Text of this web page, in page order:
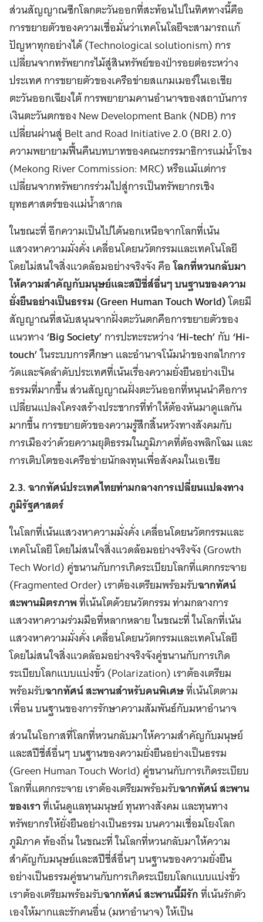
ส่วนสัญญาณซีกโลกตะวันออกที่สะท้อนไปในทิศทางนี้คือ
การขยายตัวของความเชื่อมั่นว่าเทคโนโลยีจะสามารถแก้
ปัญหาทุกอย่างได้ (Technological solutionism) การ
เปลี่ยนจากทรัพยากรไม้สู่สินทรัพย์ของป่ารอยต่อระหว่าง
ประเทศ การขยายตัวของเครือข่ายสแกมเมอร์ในเอเชีย
ตะวันออกเฉียงใต้ การพยายามคานอำนาจของสถาบันการ
เงินตะวันตกของ New Development Bank (NDB) การ
เปลี่ยนผ่านสู่ Belt and Road Initiative 2.0 (BRI 2.0)
ความพยายามฟื้นคืนบทบาทของคณะกรรมาธิการแม่น้ำโขง
(Mekong River Commission: MRC) หรือแม้แต่การ
เปลี่ยนจากทรัพยากรร่วมไปสู่การเป็นทรัพยากรเชิง
ยุทธศาสตร์ของแม่น้ำสากล
ในขณะที่ อีกความเป็นไปได้นอกเหนือจากโลกที่เน้น
แสวงหาความมั่งคั่ง เคลื่อนโดยนวัตกรรมและเทคโนโลยี
โดยไม่สนใจสิ่งแวดล้อมอย่างจริงจัง คือโลกที่หวนกลับมา
ให้ความสำคัญกับมนุษย์และสปีชี่ส์อื่นๆ บนฐานของความ
ยั่งยืนอย่างเป็นธรรม (Green Human Touch World)โดยมี
สัญญาณที่สนับสนุนจากฝั่งตะวันตกคือการขยายตัวของ
แนวทาง‘Big Society’การปะทะระหว่าง‘Hi-tech’กับ‘Hi-
touch’ในระบบการศึกษา และอำนาจโน้มนำของกลไกการ
วัดและจัดลำดับประเทศที่เน้นเรื่องความยั่งยืนอย่างเป็น
ธรรมที่มากขึ้น ส่วนสัญญาณฝั่งตะวันออกที่หนุนนำคือการ
เปลี่ยนแปลงโครงสร้างประชากรที่ทำให้ต้องหันมาดูแลกัน
มากขึ้น การขยายตัวของความรู้สึกสิ้นหวังทางสังคมกับ
การเมืองว่าด้วยความยุติธรรมในภูมิภาคที่ต้องพลิกโฉม และ
การเติบโตของเครือข่ายนักลงทุนเพื่อสังคมในเอเชีย
2.3. ฉากทัศน์ประเทศไทยท่ามกลางการเปลี่ยนแปลงทาง
ภูมิรัฐศาสตร์
ในโลกที่เน้นแสวงหาความมั่งคั่ง เคลื่อนโดยนวัตกรรมและ
เทคโนโลยี โดยไม่สนใจสิ่งแวดล้อมอย่างจริงจัง (Growth
Tech World) คู่ขนานกับการเกิดระเบียบโลกที่แตกกระจาย
(Fragmented Order) เราต้องเตรียมพร้อมรับฉากทัศน์
สะพานมิตรภาพที่เน้นโตด้วยนวัตกรรม ท่ามกลางการ
แสวงหาความร่วมมือที่หลากหลาย ในขณะที่ ในโลกที่เน้น
แสวงหาความมั่งคั่ง เคลื่อนโดยนวัตกรรมและเทคโนโลยี
โดยไม่สนใจสิ่งแวดล้อมอย่างจริงจังคู่ขนานกับการเกิด
ระเบียบโลกแบบแบ่งขั้ว (Polarization) เราต้องเตรียม
พร้อมรับฉากทัศน์ สะพานสำหรับคนพิเศษที่เน้นโตตาม
เพื่อน บนฐานของการรักษาความสัมพันธ์กับมหาอำนาจ
ส่วนในโอกาสที่โลกที่หวนกลับมาให้ความสำคัญกับมนุษย์
และสปีชี่ส์อื่นๆ บนฐานของความยั่งยืนอย่างเป็นธรรม
(Green Human Touch World) คู่ขนานกับการเกิดระเบียบ
โลกที่แตกกระจาย เราต้องเตรียมพร้อมรับฉากทัศน์ สะพาน
ของเราที่เน้นดูแลทุนมนุษย์ ทุนทางสังคม และทุนทาง
ทรัพยากรให้ยั่งยืนอย่างเป็นธรรม บนความเชื่อมโยงโลก
ภูมิภาค ท้องถิ่น ในขณะที่ ในโลกที่หวนกลับมาให้ความ
สำคัญกับมนุษย์และสปีชี่ส์อื่นๆ บนฐานของความยั่งยืน
อย่างเป็นธรรมคู่ขนานกับการเกิดระเบียบโลกแบบแบ่งขั้ว
เราต้องเตรียมพร้อมรับฉากทัศน์สะพานนี้มีรักที่เน้นรักตัว
เองให้มากและรักคนอื่น (มหาอำนาจ) ให้เป็น